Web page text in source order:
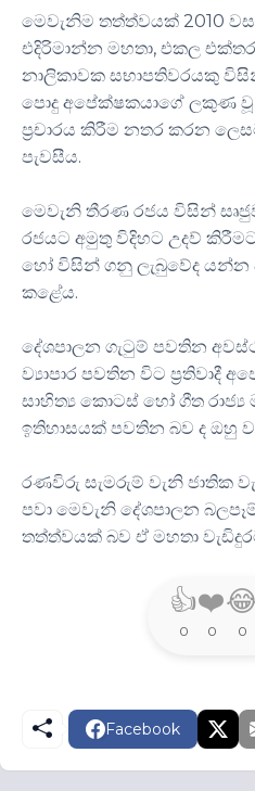
මෙවැනිම තත්ත්වයක් 2010
එදිරිමාන්න මහතා, එකල
නාලිකාවක සභාපතිවරයකු
පොදු අපේක්ෂකයාගේ ලකුණ වූ
ප්‍රචාරය කිරීම නතර කරන
පැවසීය.
මෙවැනි තීරණ රජය විසින්
රජයට අමුතු විදිහට උදව්
හෝ විසින් ගනු ලැබුවේද යන්න
කළේය.
දේශපාලන ගැටුම් පවතින
ව්‍යාපාර පවතින විට ප්‍රතිවාදී
සාහිත්‍ය කොටස් හෝ ගීත රාජ්‍ය
ඉතිහාසයක් පවතින බව ද ඔහු
රණවිරු සැමරුම් වැනි ජාතික
පවා මෙවැනි දේශපාලන
තත්ත්වයක් බව ඒ මහතා
👍
0
❤️
0 0
Facebook